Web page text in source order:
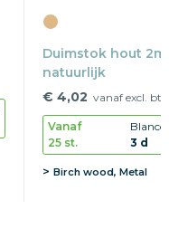
Duimstok hout
natuurlijk
€ 4,02 vanaf excl.
Vanaf
25 st.
Blanco
3 d
Birch wood, Metal